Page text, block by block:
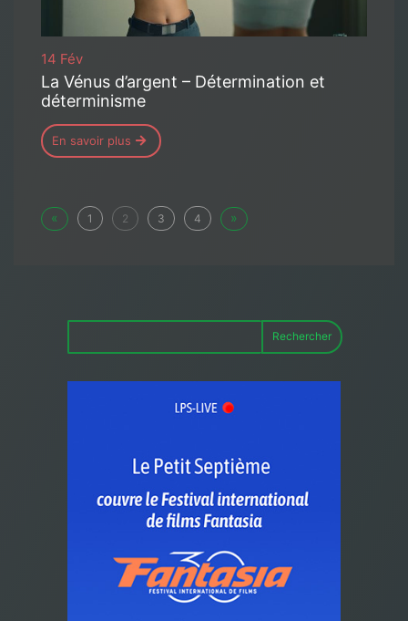
14 Fév
La Vénus d’argent – Détermination et
déterminisme
En savoir plus
« 1 2 3 4 »
Rechercher